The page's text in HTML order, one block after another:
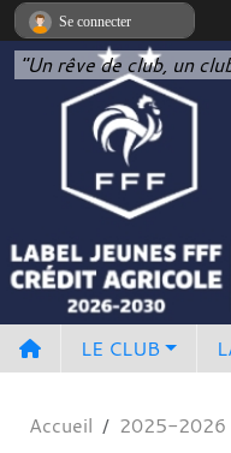
"Un rêve de club, un
LE CLUB
Accueil 2025-2026
Se connecter
Panneau de gestion des